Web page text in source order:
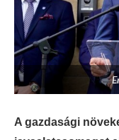
A gazdasági